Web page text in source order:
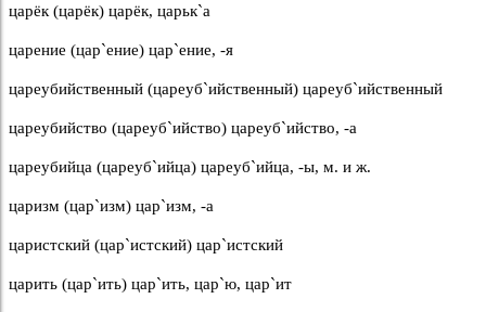
царёк (царёк) царёк, царьк`а
царение (цар`ение) цар`ение, -я
цареубийственный (цареуб`ийственный) цареуб`ийственный
цареубийство (цареуб`ийство) цареуб`ийство, -а
цареубийца (цареуб`ийца) цареуб`ийца, -ы, м. и ж.
царизм (цар`изм) цар`изм, -а
царистский (цар`истский) цар`истский
царить (цар`ить) цар`ить, цар`ю, цар`ит